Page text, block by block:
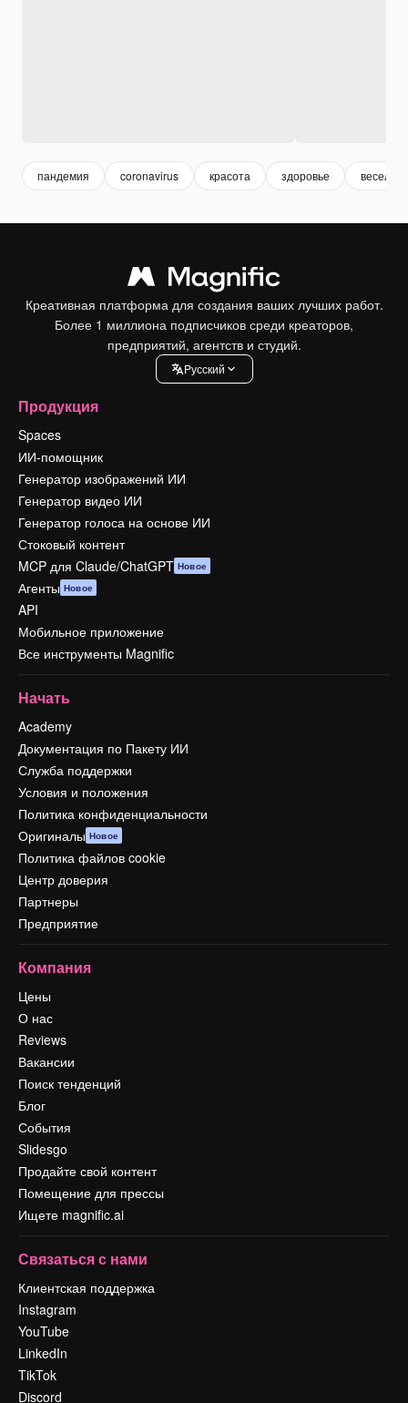
пандемия coronavirus красота здоровье
Креативная платформа для создания ваших лучших работ.
Более 1 миллиона подписчиков среди креаторов,
предприятий, агентств и студий.
Pусский
Продукция
Spaces
ИИ-помощник
Генератор изображений ИИ
Генератор видео ИИ
Генератор голоса на основе ИИ
Стоковый контент
MCP для Claude/ChatGPT Новое
Агенты Новое
API
Мобильное приложение
Все инструменты Magnific
Начать
Academy
Документация по Пакету ИИ
Служба поддержки
Условия и положения
Политика конфиденциальности
Оригиналы Новое
Политика файлов cookie
Центр доверия
Партнеры
Предприятие
Компания
Цены
О нас
Reviews
Вакансии
Поиск тенденций
Блог
События
Slidesgo
Продайте свой контент
Помещение для прессы
Ищете magnific.ai
Связаться с нами
Клиентская поддержка
Instagram
YouTube
LinkedIn
TikTok
Discord